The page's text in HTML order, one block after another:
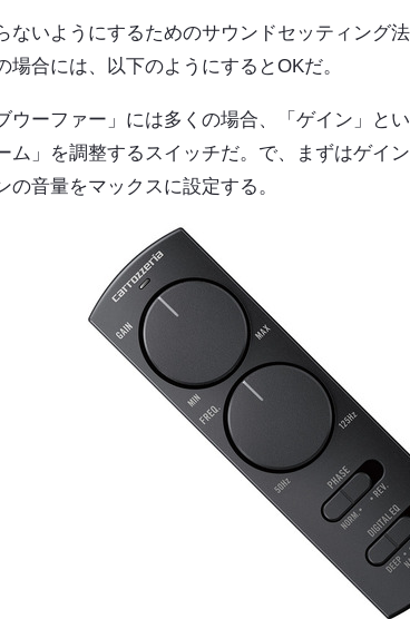
ないようにするためのサウンドセッティング
場合には、以下のようにするとOKだ。
ウーファー」には多くの場合、「ゲイン」と
ム」を調整するスイッチだ。で、まずはゲイ
の音量をマックスに設定する。